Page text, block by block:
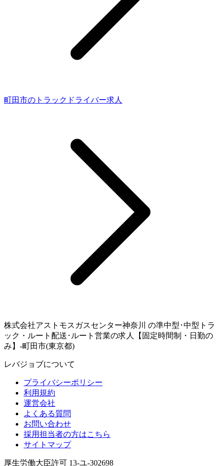
町田市のトラックドライバー求人
株式会社アストモスガスセンター神奈川 の準中型･中型トラ
ック・ルート配送･ルート営業の求人【固定時間制・日勤の
み】-町田市(東京都)
レバジョブについて
プライバシーポリシー
利用規約
運営会社
よくある質問
お問い合わせ
採用担当者の方はこちら
サイトマップ
厚生労働大臣許可 13-ユ-302698